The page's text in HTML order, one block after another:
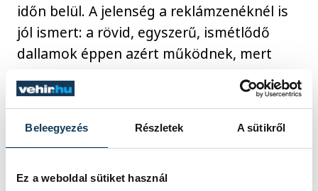
Beleegyezés Részletek A sütikről
Ez a weboldal sütiket használ
időn belül. A jelenség a reklámzenéknél is
jól ismert: a rövid, egyszerű, ismétlődő
dallamok éppen azért működnek, mert
könnyen megmaradnak a fejünkben. A
zene erősen kapcsolódik az érzelmekhez.
embert, egy szerelmet, egy nyarat vagy
mindig az a dal ragad be, amelyik